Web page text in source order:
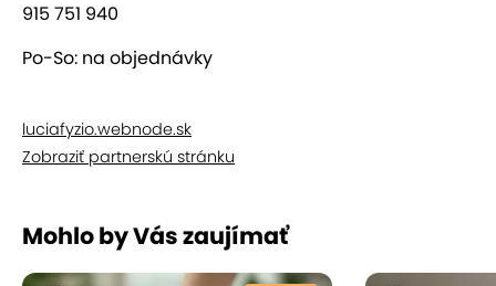
915 751 940
Po-So: na objednávky
luciafyzio.webnode.sk
Zobraziť partnerskú stránku
Mohlo by Vás zaujímať